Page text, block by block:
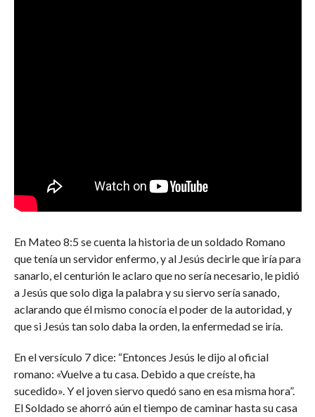
En Mateo 8:5 se cuenta la historia de un soldado Romano
que tenía un servidor enfermo, y al Jesús decirle que iría para
sanarlo, el centurión le aclaro que no sería necesario, le pidió
a Jesús que solo diga la palabra y su siervo sería sanado,
aclarando que él mismo conocía el poder de la autoridad, y
que si Jesús tan solo daba la orden, la enfermedad se iría.
En el versículo 7 dice: “Entonces Jesús le dijo al oficial
romano: «Vuelve a tu casa. Debido a que creíste, ha
sucedido». Y el joven siervo quedó sano en esa misma hora”.
El Soldado se ahorró aún el tiempo de caminar hasta su casa